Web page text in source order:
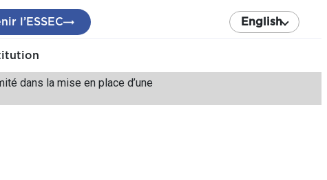
l’ESSEC English
dans la mise en place d’une